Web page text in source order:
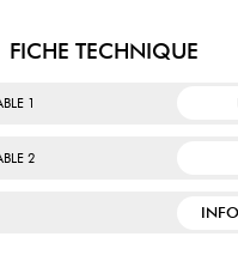
FICHE TECHNIQUE
1
2